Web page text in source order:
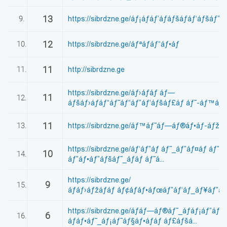
9. 13 https://sibrdzne.ge/
10. 12 https://sibrdzne.ge/áƒªáƒáƒ“áƒ•áƒ
11. 11 http://sibrdzne.ge
12. 11
https://sibrdzne.ge/áƒ›áƒáƒ áƒ—
áƒšáƒ›áƒáƒ“áƒ˜áƒ“áƒ”áƒ‘áƒšáƒ£áƒ áƒ˜-
13. 11 https://sibrdzne.ge/áƒ™áƒ˜áƒ—áƒ®áƒ•áƒ-
14. 10
https://sibrdzne.ge/áƒ‘áƒ”áƒ áƒ˜_áƒ”áƒ¤áƒ
áƒ”áƒ•áƒ”áƒšáƒ˜_áƒáƒ áƒ˜á...
15. 9
https://sibrdzne.ge/
áƒáƒ›áƒžáƒáƒ
16. 6
https://sibrdzne.ge/
áƒáƒ•áƒ˜_áƒ¡áƒ˜áƒ§áƒ•áƒáƒ áƒ£áƒšá...